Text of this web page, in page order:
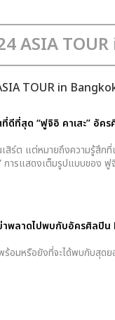
TOUR in
ดีที่สุด “ฟูจิอิ คาเสะ” อั
สิร์ต แต่หมายถึงความรู้สึก
ารแสดงเต็มรูปแบบของ ฟู
ลาดไปพบกับอัครศิลปิน
ร้อมหรือยังที่จะได้พบกับสุ